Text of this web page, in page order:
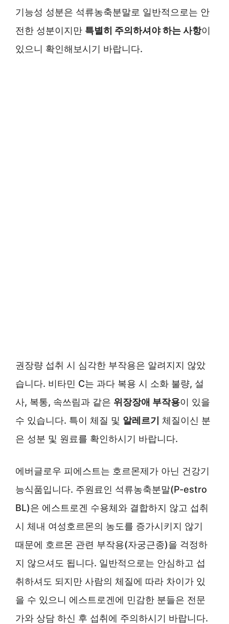
기능성 성분은 석류농축분말로 일반적으로는 안
전한 성분이지만 특별히 주의하셔야 하는 사항이
있으니 확인해보시기 바랍니다.
권장량 섭취 시 심각한 부작용은 알려지지 않았
습니다. 비타민 C는 과다 복용 시 소화 불량, 설
사, 복통, 속쓰림과 같은 위장장애 부작용이 있을
수 있습니다. 특이 체질 및 알레르기
체질이신 분
은 성분 및 원료를 확인하시기 바랍니다.
에버글로우 피에스트는 호르몬제가 아닌 건강기
능식품입니다. 주원료인 석류농축분말(P-estro
BL)은 에스트로겐 수용체와 결합하지 않고 섭취
시 체내 여성호르몬의 농도를 증가시키지 않기
때문에 호르몬 관련 부작용(자궁근종)을 걱정하
지 않으셔도 됩니다. 일반적으로는 안심하고 섭
취하셔도 되지만 사람의 체질에 따라 차이가 있
을 수 있으니 에스트로겐에 민감한 분들은 전문
가와 상담 하신 후 섭취에 주의하시기 바랍니다.